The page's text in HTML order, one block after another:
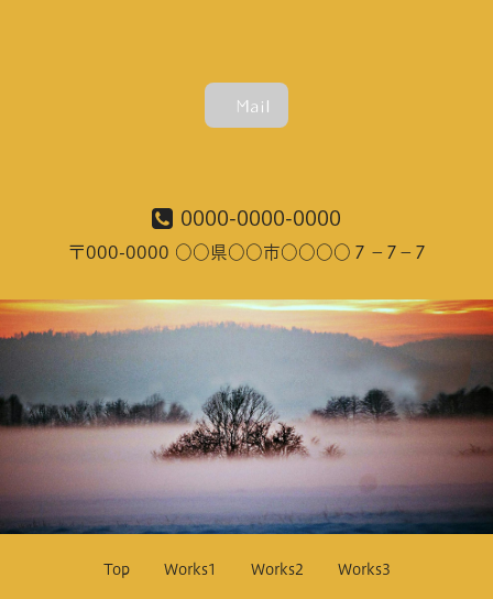
Mail
0000-0000-0000
〒000-0000 ○○県○○市○○○○７－7－7
Top Works1 Works2 Works3